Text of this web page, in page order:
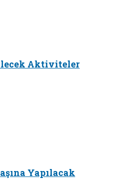
Aktiviteler
Yapılacak